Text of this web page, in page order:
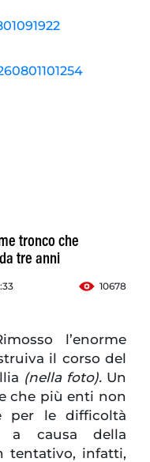
tronco che
tre anni
10678
l’enorme
il corso del
(nella foto). Un
che più enti non
per le difficoltà
a causa della
tentativo, infatti,